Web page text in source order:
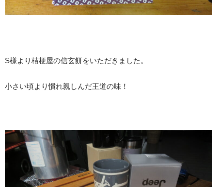
S様より桔梗屋の信玄餅をいただきました。
小さい頃より慣れ親しんだ王道の味！